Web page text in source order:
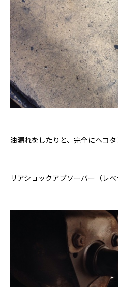
油漏れをしたりと、完全にヘコ
リアショックアブソーバー（レ